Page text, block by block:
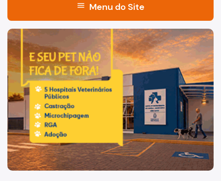
menu Menu do Site
A Coordenação
Quem é Quem
Pol. Sobre Drogas
Legislação
Publicações
Links Úteis
COMUDA
Programas e Projetos
Imagem de um cachorro caramelo e uma gata rajada,